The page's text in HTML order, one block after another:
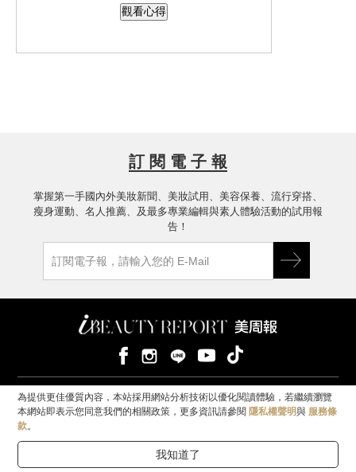
感，控油跟持妝效果比我想像中的還要
的。
觀看心得
訂 閱 電 子 報
掌握第一手國內外美妝新聞、美妝試用、美容保養、流行穿搭、
瘦身運動、名人推薦、及最多專業編輯與素人體驗活動的試用報
告！
隱私權聲明 紅利兌換 聯絡我們
免責聲明：網頁中所發表試用心得與體驗成效實因個人體質及感受而有不
同，非品牌之言論與立場。如需協助或希望獲得更多相關產品資訊，請洽品
牌尋求相關專業意見。
© iBEAUTYREPORT 美周報數位媒體有限公司｜統一編號 55769069
為提供更佳優質內容，本站採用網站分析技術以優化閱讀體驗，若繼續瀏覽
本網站即表示您同意我們的相關政策，更多資訊請參閱 隱私權聲明與 服務條
款。
我知道了